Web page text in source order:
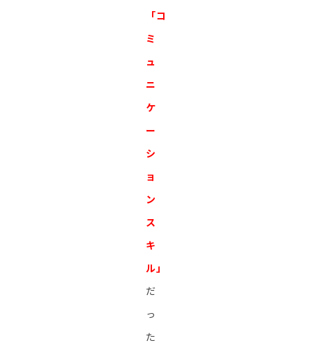
「コ
ミ
ュ
ニ
ケ
ー
シ
ョ
ン
ス
キ
ル」
だ
っ
た